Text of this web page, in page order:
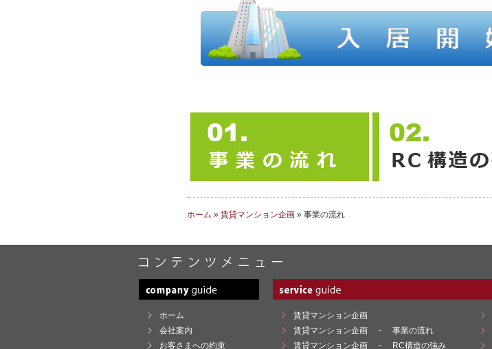
ホーム » 賃貸マンション企画 » 事業の流れ
ホーム
会社案内
お客さまへの約束
賃貸マンション企画
賃貸マンション企画 － 事業の流れ
賃貸マンション企画 － RC構造の強み